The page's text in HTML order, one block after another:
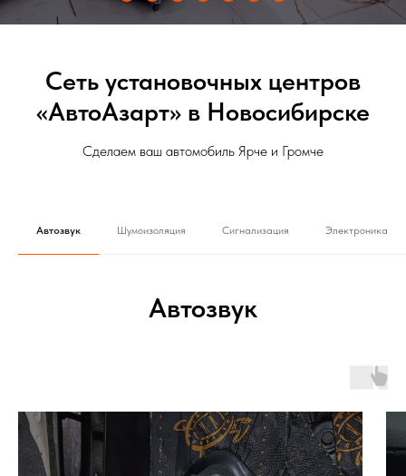
Сеть установочных центров
«АвтоАзарт» в Новосибирске
Сделаем ваш автомобиль Ярче и Громче
Автозвук Шумоизоляция Сигнализация Электроника
Автозвук